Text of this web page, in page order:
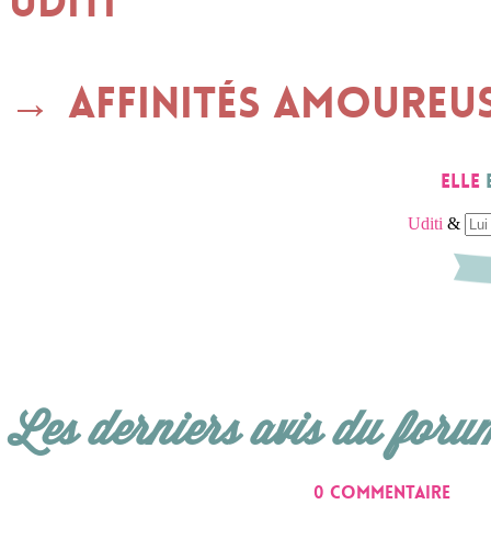
Affinités
Elle
Uditi &
Les derniers avis du
0 commentaire